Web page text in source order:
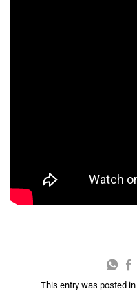
This entry was posted in